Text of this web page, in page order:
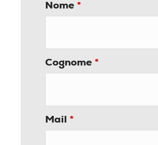
Nome*
Cognome*
Mail *